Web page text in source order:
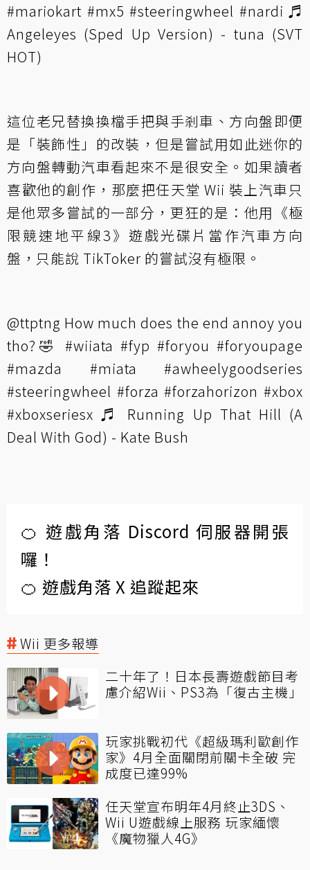
#mariokart #mx5 #steeringwheel #nardi ♬
Angeleyes (Sped Up Version) - tuna (SVT
HOT)
這位老兄替換換檔手把與手剎車、方向盤即便
是「裝飾性」的改裝，但是嘗試用如此迷你的
方向盤轉動汽車看起來不是很安全。如果讀者
喜歡他的創作，那麼把任天堂 Wii 裝上汽車只
是他眾多嘗試的一部分，更狂的是：他用《極
限競速地平線3》遊戲光碟片當作汽車方向
盤，只能說 TikToker 的嘗試沒有極限。
@ttptng How much does the end annoy you
tho?🤣 #wiiata #fyp #foryou #foryoupage
#mazda
#miata
#awheelygoodseries
#steeringwheel #forza #forzahorizon #xbox
#xboxseriesx ♬ Running Up That Hill (A
Deal With God) - Kate Bush
🍊 遊戲角落 Discord 伺服器開張
囉！
🍊 遊戲角落 X 追蹤起來
Wii 更多報導
二十年了！日本長壽遊戲節目考
慮介紹Wii、PS3為「復古主機」
玩家挑戰初代《超級瑪利歐創作
家》4月全面關閉前關卡全破 完
成度已達99%
任天堂宣布明年4月終止3DS、
Wii U遊戲線上服務 玩家緬懷
《魔物獵人4G》